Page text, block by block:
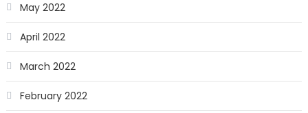
May 2022
April 2022
March 2022
February 2022